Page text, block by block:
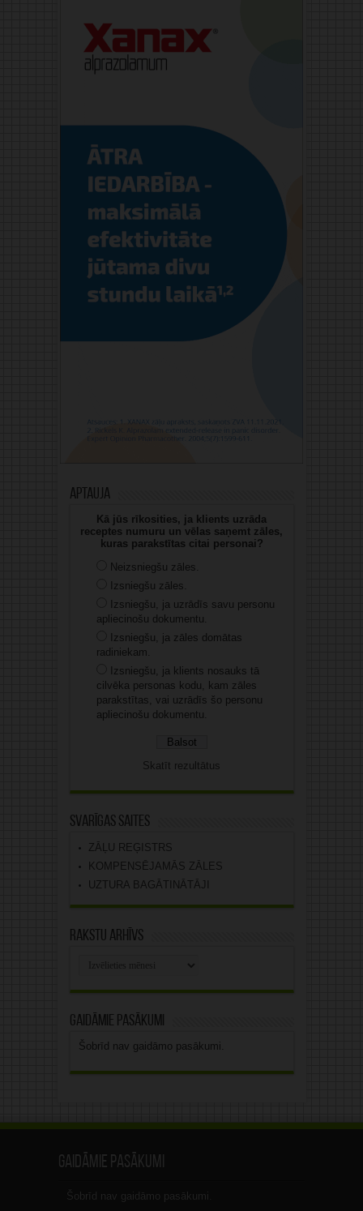
Aptauja
Kā jūs rīkosities, ja klients uzrāda
receptes numuru un vēlas saņemt zāles,
kuras parakstītas citai personai?
Neizsniegšu zāles.
Izsniegšu zāles.
Izsniegšu, ja uzrādīs savu personu
apliecinošu dokumentu.
Izsniegšu, ja zāles domātas
radiniekam.
Izsniegšu, ja klients nosauks tā
cilvēka personas kodu, kam zāles
parakstītas, vai uzrādīs šo personu
apliecinošu dokumentu.
Skatīt rezultātus
Svarīgas saites
ZĀĻU REĢISTRS
KOMPENSĒJAMĀS ZĀLES
UZTURA BAGĀTINĀTĀJI
Rakstu arhīvs
Gaidāmie pasākumi
Šobrīd nav gaidāmo pasākumi.
Gaidāmie pasākumi
Šobrīd nav gaidāmo pasākumi.